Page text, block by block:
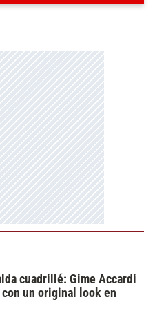
cuadrillé: Gime Accardi
un original look en